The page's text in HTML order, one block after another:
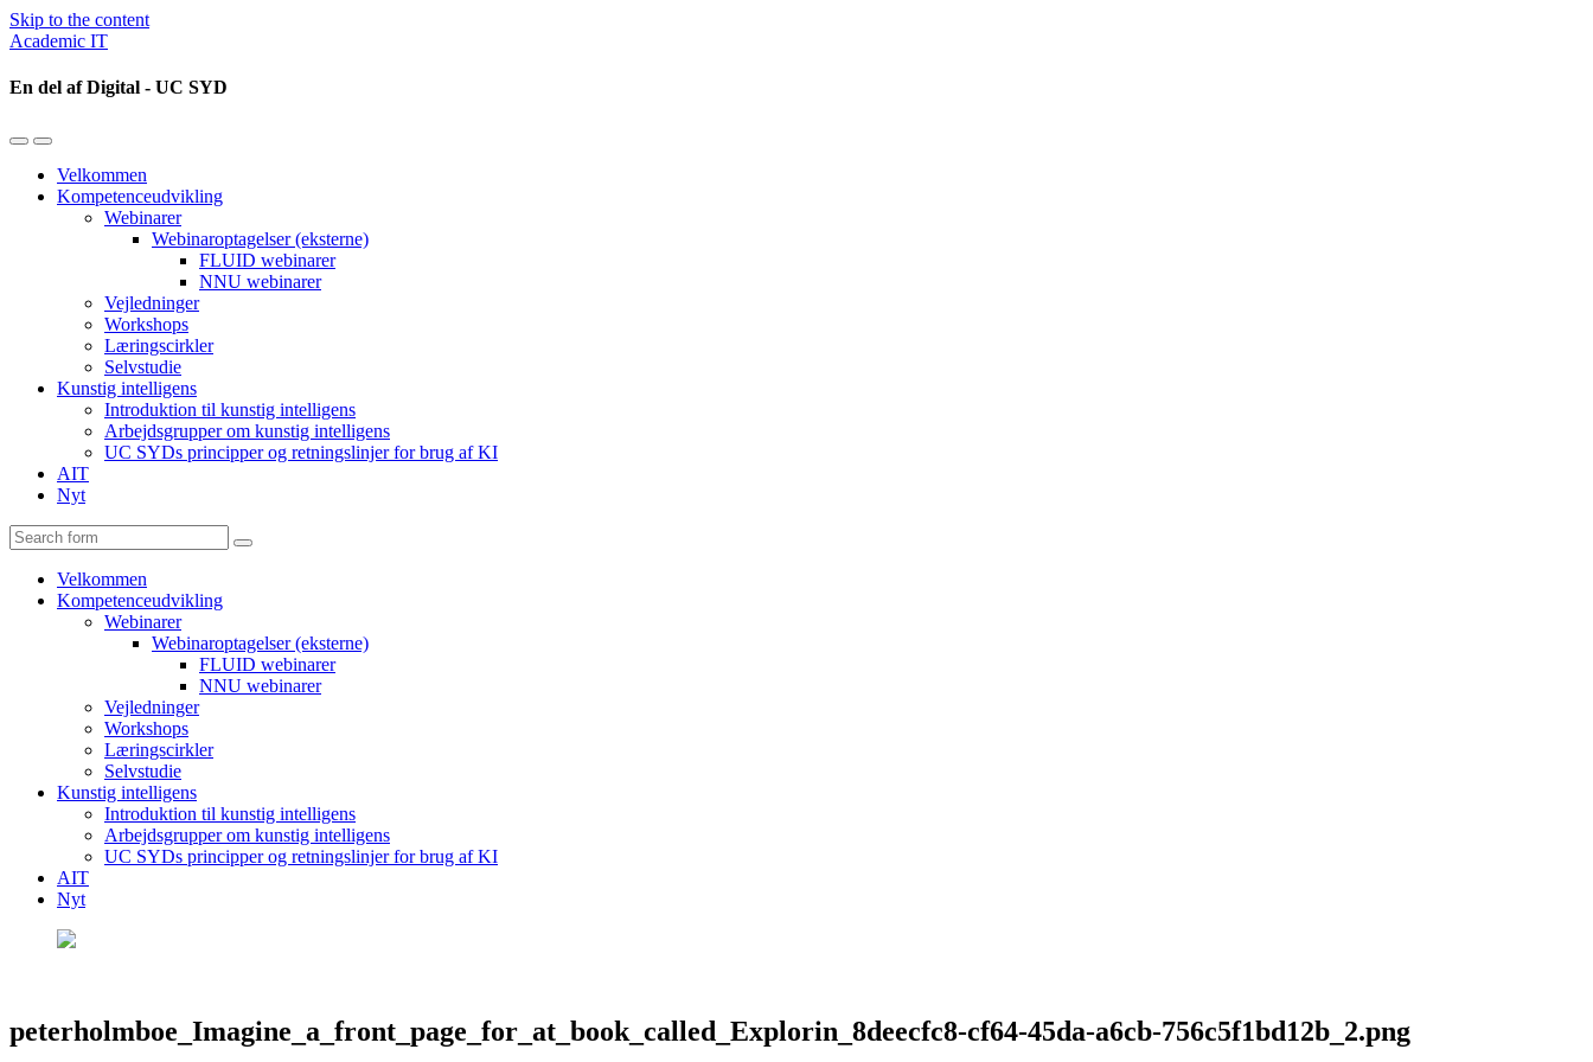
Skip to the content
Academic IT
En del af Digital - UC SYD
Toggle
mobile
menu
Toggle
the
search
field
Velkommen
Kompetenceudvikling
Webinarer
Webinaroptagelser (eksterne)
FLUID webinarer
NNU webinarer
Vejledninger
Workshops
Læringscirkler
Selvstudie
Kunstig intelligens
Introduktion til kunstig intelligens
Arbejdsgrupper om kunstig intelligens
UC SYDs principper og retningslinjer for brug af KI
AIT
Nyt
Search
Velkommen
Kompetenceudvikling
Webinarer
Webinaroptagelser (eksterne)
FLUID webinarer
NNU webinarer
Vejledninger
Workshops
Læringscirkler
Selvstudie
Kunstig intelligens
Introduktion til kunstig intelligens
Arbejdsgrupper om kunstig intelligens
UC SYDs principper og retningslinjer for brug af KI
AIT
Nyt
peterholmboe_Imagine_a_front_page_for_at_book_called_Explorin_8deecfc8-cf64-45da-a6cb-756c5f1bd12b_2.png